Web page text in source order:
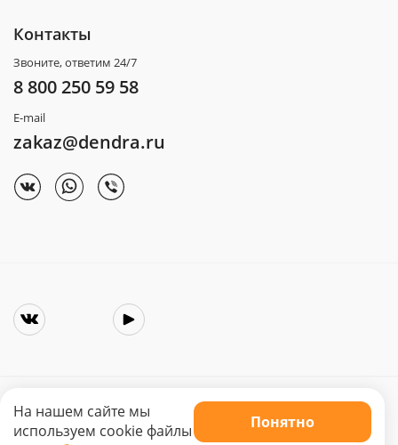
Контакты
Звоните, ответим 24/7
8 800 250 59 58
E-mail
zakaz@dendra.ru
Copyright © 2025. Интернет-магазин «Dendra»
На нашем сайте мы
используем cookie файлы
Понятно